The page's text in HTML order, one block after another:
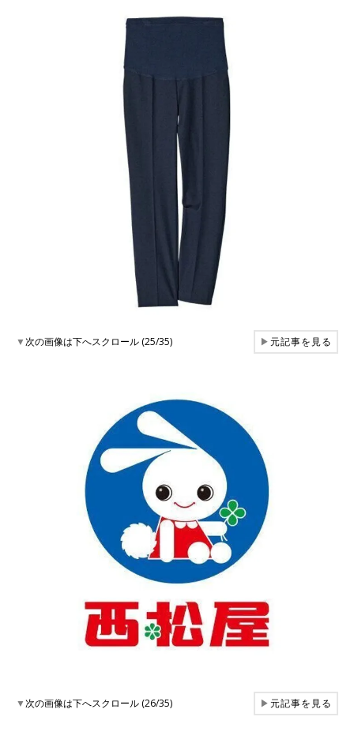
▼次の画像は下へスクロール (25/35) ▶元記事を見る
▼次の画像は下へスクロール (26/35) ▶元記事を見る